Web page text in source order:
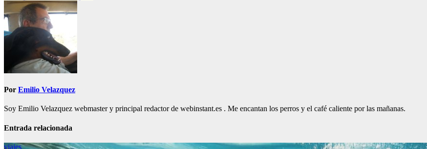
entradas
Por Emilio Velazquez
Soy Emilio Velazquez webmaster y principal redactor de webinstant.es . Me encantan los perros y el café caliente por las mañanas.
Entrada relacionada
viajes